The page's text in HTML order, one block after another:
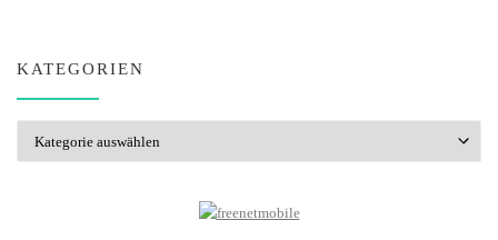
KATEGORIEN